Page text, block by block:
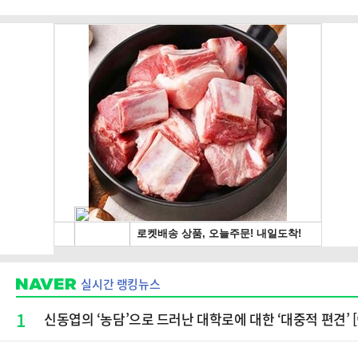
실시간 랭킹뉴스
1 신동엽의 ‘농담’으로 드러난 대학로에 대한 ‘대중적 편견’